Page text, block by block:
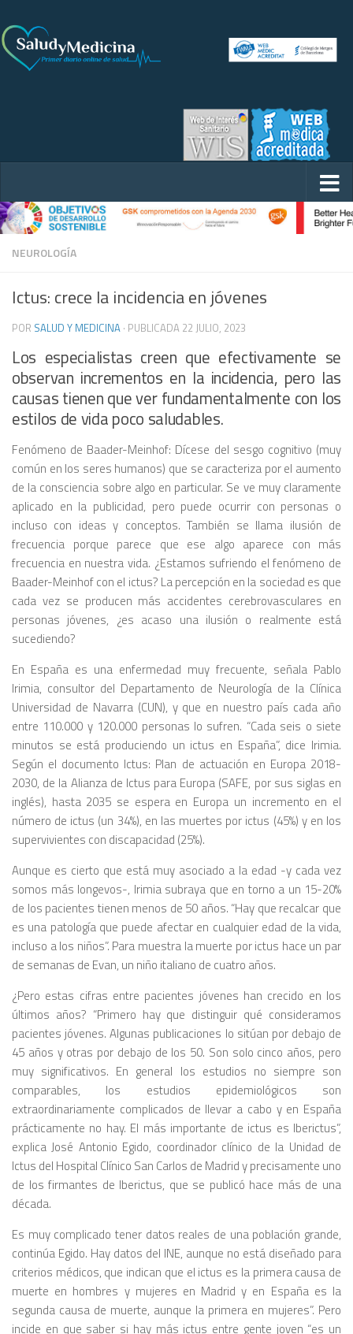
NEUROLOGÍA
Ictus: crece la incidencia en jóvenes
POR SALUD Y MEDICINA · PUBLICADA 22 JULIO, 2023
Los especialistas creen que efectivamente se
observan incrementos en la incidencia, pero las
causas tienen que ver fundamentalmente con los
estilos de vida poco saludables.
Fenómeno de Baader-Meinhof: Dícese del sesgo cognitivo (muy
común en los seres humanos) que se caracteriza por el aumento
de la consciencia sobre algo en particular. Se ve muy claramente
aplicado en la publicidad, pero puede ocurrir con personas o
incluso con ideas y conceptos. También se llama ilusión de
frecuencia porque parece que ese algo aparece con más
frecuencia en nuestra vida. ¿Estamos sufriendo el fenómeno de
Baader-Meinhof con el ictus? La percepción en la sociedad es que
cada vez se producen más accidentes cerebrovasculares en
personas jóvenes, ¿es acaso una ilusión o realmente está
sucediendo?
En España es una enfermedad muy frecuente, señala Pablo
Irimia, consultor del Departamento de Neurología de la Clínica
Universidad de Navarra (CUN), y que en nuestro país cada año
entre 110.000 y 120.000 personas lo sufren. “Cada seis o siete
minutos se está produciendo un ictus en España”, dice Irimia.
Según el documento Ictus: Plan de actuación en Europa 2018-
2030, de la Alianza de Ictus para Europa (SAFE, por sus siglas en
inglés), hasta 2035 se espera en Europa un incremento en el
número de ictus (un 34%), en las muertes por ictus (45%) y en los
supervivientes con discapacidad (25%).
Aunque es cierto que está muy asociado a la edad -y cada vez
somos más longevos-, Irimia subraya que en torno a un 15-20%
de los pacientes tienen menos de 50 años. “Hay que recalcar que
es una patología que puede afectar en cualquier edad de la vida,
incluso a los niños”. Para muestra la muerte por ictus hace un par
de semanas de Evan, un niño italiano de cuatro años.
¿Pero estas cifras entre pacientes jóvenes han crecido en los
últimos años? “Primero hay que distinguir qué consideramos
pacientes jóvenes. Algunas publicaciones lo sitúan por debajo de
45 años y otras por debajo de los 50. Son solo cinco años, pero
muy significativos. En general los estudios no siempre son
comparables, los estudios epidemiológicos son
extraordinariamente complicados de llevar a cabo y en España
prácticamente no hay. El más importante de ictus es Iberictus”,
explica José Antonio Egido, coordinador clínico de la Unidad de
Ictus del Hospital Clínico San Carlos de Madrid y precisamente uno
de los firmantes de Iberictus, que se publicó hace más de una
década.
Es muy complicado tener datos reales de una población grande,
continúa Egido. Hay datos del INE, aunque no está diseñado para
criterios médicos, que indican que el ictus es la primera causa de
muerte en hombres y mujeres en Madrid y en España es la
segunda causa de muerte, aunque la primera en mujeres”. Pero
incide en que saber si hay más ictus entre gente joven “es un